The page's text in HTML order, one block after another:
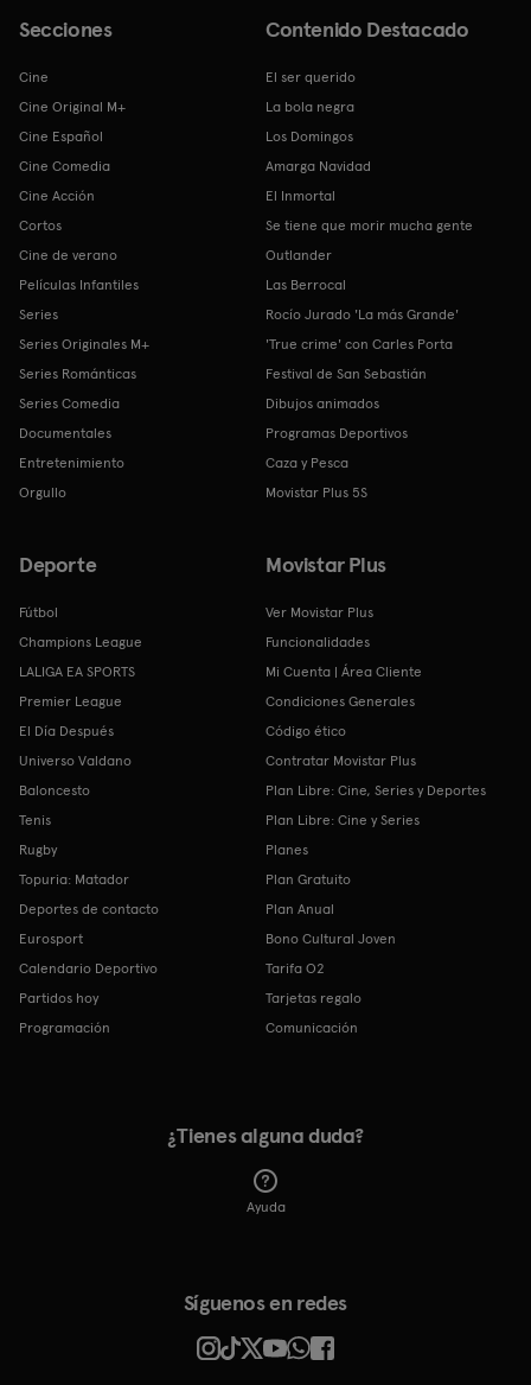
Secciones
Cine
Cine Original M+
Cine Español
Cine Comedia
Cine Acción
Cortos
Cine de verano
Películas Infantiles
Series
Series Originales M+
Series Románticas
Series Comedia
Documentales
Entretenimiento
Orgullo
Contenido Destacado
El ser querido
La bola negra
Los Domingos
Amarga Navidad
El Inmortal
Se tiene que morir mucha gente
Outlander
Las Berrocal
Rocío Jurado 'La más Grande'
'True crime' con Carles Porta
Festival de San Sebastián
Dibujos animados
Programas Deportivos
Caza y Pesca
Movistar Plus 5S
Deporte
Fútbol
Champions League
LALIGA EA SPORTS
Premier League
El Día Después
Universo Valdano
Baloncesto
Tenis
Rugby
Topuria: Matador
Deportes de contacto
Eurosport
Calendario Deportivo
Partidos hoy
Programación
Movistar Plus
Ver Movistar Plus
Funcionalidades
Mi Cuenta | Área Cliente
Condiciones Generales
Código ético
Contratar Movistar Plus
Plan Libre: Cine, Series y Deportes
Plan Libre: Cine y Series
Planes
Plan Gratuito
Plan Anual
Bono Cultural Joven
Tarifa O2
Tarjetas regalo
Comunicación
¿Tienes alguna duda?
Ayuda
Síguenos en redes